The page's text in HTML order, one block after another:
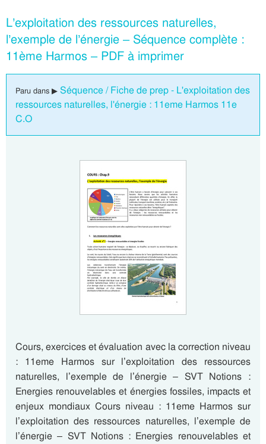
L’exploitation des ressources naturelles,
l’exemple de l’énergie – Séquence complète :
11ème Harmos – PDF à imprimer
Paru dans ▶ Séquence / Fiche de prep - L'exploitation des
ressources naturelles, l'énergie : 11eme Harmos 11e
C.O
Cours, exercices et évaluation avec la correction niveau
: 11eme Harmos sur l’exploitation des ressources
naturelles, l’exemple de l’énergie – SVT Notions :
Energies renouvelables et énergies fossiles, impacts et
enjeux mondiaux Cours niveau : 11eme Harmos sur
l’exploitation des ressources naturelles, l’exemple de
l’énergie – SVT Notions : Energies renouvelables et